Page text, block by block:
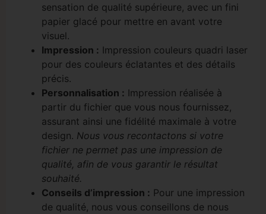
sensation de qualité supérieure, avec un fini
papier glacé pour mettre en avant votre
visuel.
Impression : Impression couleurs quadri laser
pour des couleurs éclatantes et des détails
précis.
Personnalisation : Impression réalisée à
partir du fichier que vous nous fournissez,
assurant ainsi une fidélité maximale à votre
design. Nous vous recontactons si votre
fichier ne permet pas une impression de
qualité, afin de vous garantir le résultat
souhaité.
Conseils d’impression : Pour une impression
de qualité, nous vous conseillons de nous